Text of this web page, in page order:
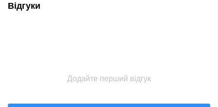
Відгуки
Додайте перший відгук